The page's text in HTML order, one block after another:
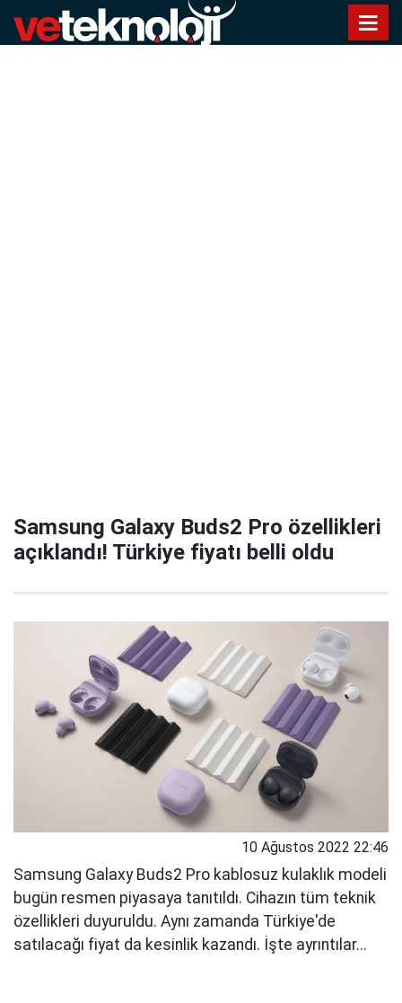
Samsung Galaxy Buds2 Pro özellikleri
açıklandı! Türkiye fiyatı belli oldu
10 Ağustos 2022 22:46
Samsung Galaxy Buds2 Pro kablosuz kulaklık modeli
bugün resmen piyasaya tanıtıldı. Cihazın tüm teknik
özellikleri duyuruldu. Aynı zamanda Türkiye'de
satılacağı fiyat da kesinlik kazandı. İşte ayrıntılar...